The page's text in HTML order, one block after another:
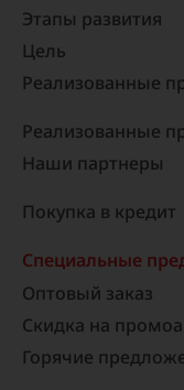
Этапы развития
Цель
Реализованные
Реализованные
Наши партнеры
Покупка в кредит
Специальные
Оптовый заказ
Скидка на
Горячие